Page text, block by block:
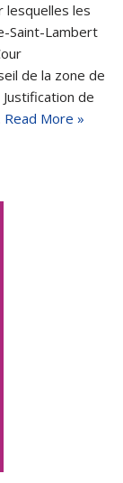
lesquelles les
Saint-Lambert
de la zone de
de
Read More »